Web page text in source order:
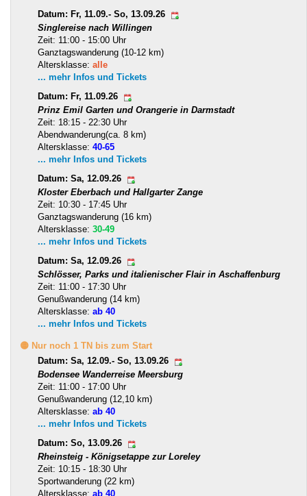
Datum: Fr, 11.09.- So, 13.09.26
Singlereise nach Willingen
Zeit: 11:00 - 15:00 Uhr
Ganztagswanderung (10-12 km)
Altersklasse: alle
... mehr Infos und Tickets
Datum: Fr, 11.09.26
Prinz Emil Garten und Orangerie in Darmstadt
Zeit: 18:15 - 22:30 Uhr
Abendwanderung(ca. 8 km)
Altersklasse: 40-65
... mehr Infos und Tickets
Datum: Sa, 12.09.26
Kloster Eberbach und Hallgarter Zange
Zeit: 10:30 - 17:45 Uhr
Ganztagswanderung (16 km)
Altersklasse: 30-49
... mehr Infos und Tickets
Datum: Sa, 12.09.26
Schlösser, Parks und italienischer Flair in Aschaffenburg
Zeit: 11:00 - 17:30 Uhr
Genußwanderung (14 km)
Altersklasse: ab 40
... mehr Infos und Tickets
🟡 Nur noch 1 TN bis zum Start
Datum: Sa, 12.09.- So, 13.09.26
Bodensee Wanderreise Meersburg
Zeit: 11:00 - 17:00 Uhr
Genußwanderung (12,10 km)
Altersklasse: ab 40
... mehr Infos und Tickets
Datum: So, 13.09.26
Rheinsteig - Königsetappe zur Loreley
Zeit: 10:15 - 18:30 Uhr
Sportwanderung (22 km)
Altersklasse: ab 40